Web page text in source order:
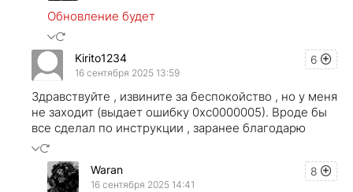
Обновление будет
6
Kirito1234
16 сентября 2025 13:59
Здравствуйте , извините за беспокойство , но у меня
не заходит (выдает ошибку 0хс0000005). Вроде бы
все сделал по инструкции , заранее благодарю
8
Waran
16 сентября 2025 14:41